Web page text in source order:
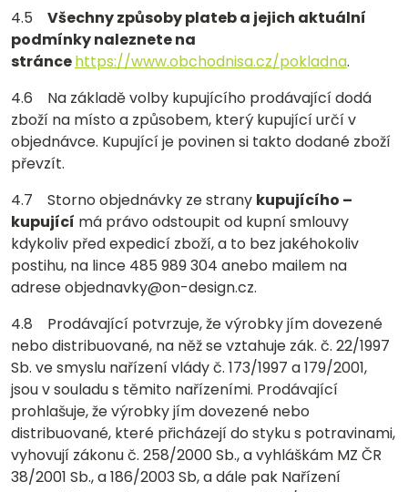
4.5 Všechny způsoby plateb a jejich aktuální
podmínky naleznete na
stráncehttps://www.obchodnisa.cz/pokladna.
4.6 Na základě volby kupujícího prodávající dodá
zboží na místo a způsobem, který kupující určí v
objednávce. Kupující je povinen si takto dodané zboží
převzít.
4.7 Storno objednávky ze strany kupujícího –
kupující má právo odstoupit od kupní smlouvy
kdykoliv před expedicí zboží, a to bez jakéhokoliv
postihu, na lince 485 989 304 anebo mailem na
adrese objednavky@on-design.cz.
4.8 Prodávající potvrzuje, že výrobky jím dovezené
nebo distribuované, na něž se vztahuje zák. č. 22/1997
Sb. ve smyslu nařízení vlády č. 173/1997 a 179/2001,
jsou v souladu s těmito nařízeními. Prodávající
prohlašuje, že výrobky jím dovezené nebo
distribuované, které přicházejí do styku s potravinami,
vyhovují zákonu č. 258/2000 Sb., a vyhláškám MZ ČR
38/2001 Sb., a 186/2003 Sb, a dále pak Nařízení